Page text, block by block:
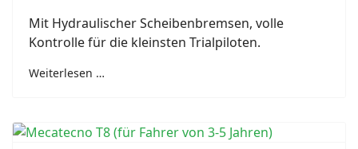
Mit Hydraulischer Scheibenbremsen, volle
Kontrolle für die kleinsten Trialpiloten.
Weiterlesen …